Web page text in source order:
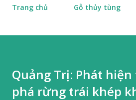
Trang chủ
Gỗ thủy tùng
Quảng Trị: Phát
phá rừng trái khép